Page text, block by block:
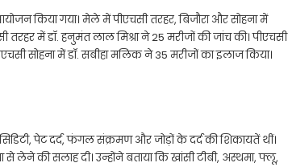
किया गया। मेले में पीएचसी तरहर, बिजौरा और सोहना में
में डॉ. हनुमंत लाल मिश्रा ने 25 मरीजों की जांच की। पीएचसी
सोहना में डॉ. सबीहा मलिक ने 35 मरीजों का इलाज किया।
पेट दर्द, फंगल संक्रमण और जोड़ों के दर्द की शिकायतें थीं।
लेने की सलाह दी। उन्होंने बताया कि खांसी टीबी, अस्थमा, फ्लू,